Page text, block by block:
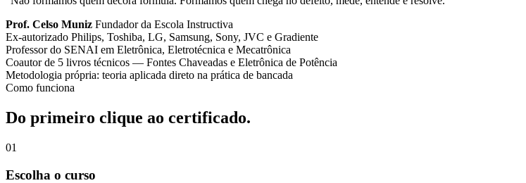
Prof. Celso Muniz Fundador da Escola Instructiva
Ex-autorizado Philips, Toshiba, LG, Samsung, Sony, JVC e Gradiente
Professor do SENAI em Eletrônica, Eletrotécnica e Mecatrônica
Coautor de 5 livros técnicos — Fontes Chaveadas e Eletrônica de Potência
Metodologia própria: teoria aplicada direto na prática de bancada
Como funciona
Do primeiro clique ao certificado.
01
Escolha o curso